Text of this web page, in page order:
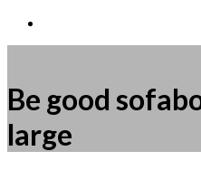
Be good
large